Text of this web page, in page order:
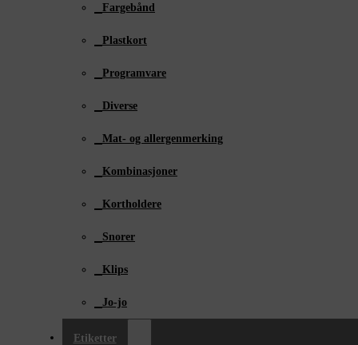
Fargebånd
Plastkort
Programvare
Diverse
Mat- og allergenmerking
Kombinasjoner
Kortholdere
Snorer
Klips
Jo-jo
Etiketter